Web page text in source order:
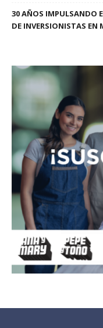
30 AÑOS IMPULSANDO
DE INVERSIONISTAS EN